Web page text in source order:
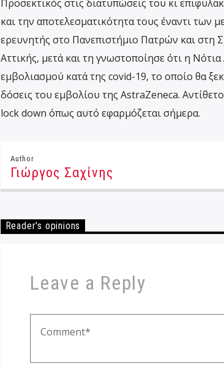
Προσεκτικός στις διατυπώσεις του κι
και την αποτελεσματικότητα τους έναντι των
ερευνητής στο Πανεπιστήμιο Πατρών και στη
Αττικής, μετά και τη γνωστοποίησε ότι η
εμβολιασμού κατά της covid-19, το οποίο θα
δόσεις του εμβολίου της AstraZeneca.
lock down όπως αυτό εφαρμόζεται σήμερα.
Author
Γιώργος Σαχίνης
Reader's opinions
Leave a Reply